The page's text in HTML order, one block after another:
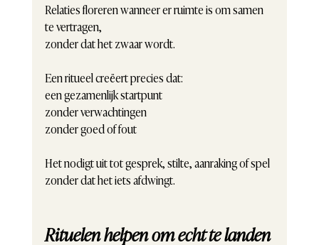
Relaties floreren wanneer er ruimte is om samen
te vertragen,
zonder dat het zwaar wordt.
Een ritueel creëert precies dat:
een gezamenlijk startpunt
zonder verwachtingen
zonder goed of fout
Het nodigt uit tot gesprek, stilte, aanraking of spel
zonder dat het iets afdwingt.
Rituelen helpen om echt te landen